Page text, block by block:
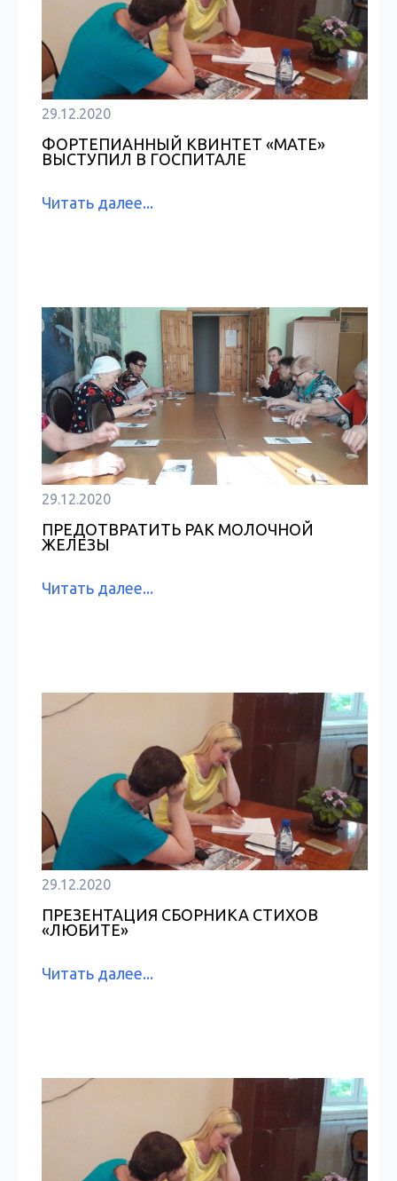
29.12.2020
ФОРТЕПИАННЫЙ КВИНТЕТ «MATE»
ВЫСТУПИЛ В ГОСПИТАЛЕ
Читать далее...
29.12.2020
ПРЕДОТВРАТИТЬ РАК МОЛОЧНОЙ
ЖЕЛЕЗЫ
Читать далее...
29.12.2020
ПРЕЗЕНТАЦИЯ СБОРНИКА СТИХОВ
«ЛЮБИТЕ»
Читать далее...